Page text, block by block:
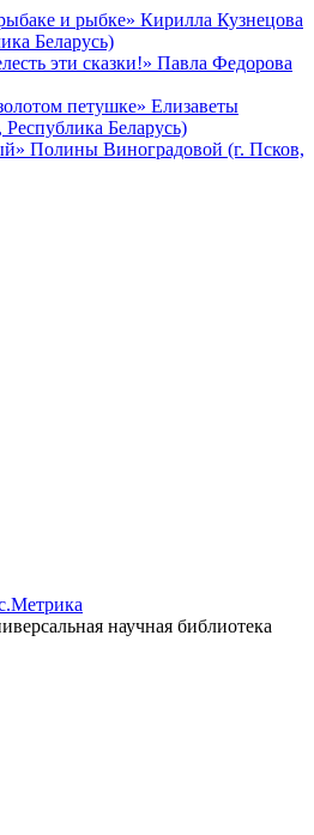
и рыбке» Кирилла Кузнецова
Беларусь)
эти сказки!» Павла Федорова
петушке» Елизаветы
Беларусь)
Полины Виноградовой (г. Псков,
научная библиотека